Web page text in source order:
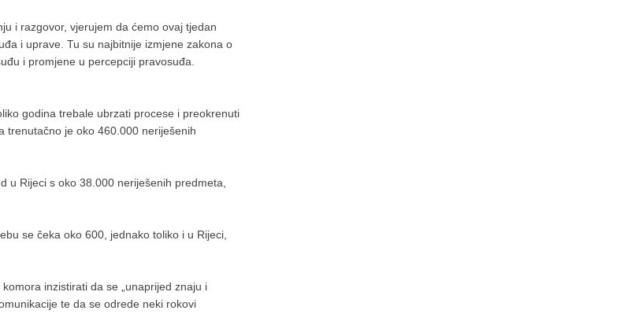
i razgovor, vjerujem da ćemo ovaj tjedan
i uprave. Tu su najbitnije izmjene zakona o
i promjene u percepciji pravosuđa.
godina trebale ubrzati procese i preokrenuti
trenutačno je oko 460.000 neriješenih
u Rijeci s oko 38.000 neriješenih predmeta,
se čeka oko 600, jednako toliko i u Rijeci,
inzistirati da se „unaprijed znaju i
te da se odrede neki rokovi